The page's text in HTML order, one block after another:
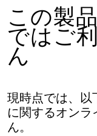
この製
ではご
ん
現時点では、以
に関するオン
ん。